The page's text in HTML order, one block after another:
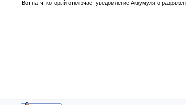
Вот патч, который отключает уведомление Аккумулято разряжен